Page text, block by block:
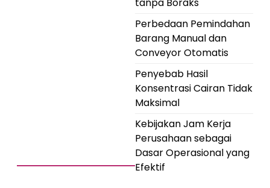
tanpa Boraks
Perbedaan Pemindahan
Barang Manual dan
Conveyor Otomatis
Penyebab Hasil
Konsentrasi Cairan Tidak
Maksimal
Kebijakan Jam Kerja
Perusahaan sebagai
Dasar Operasional yang
Efektif